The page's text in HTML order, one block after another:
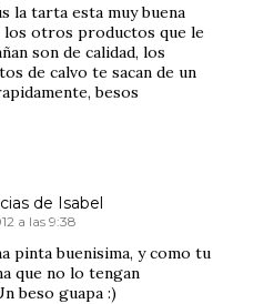
la tarta esta muy buena
los otros productos que le
son de calidad, los
de calvo te sacan de un
besos
de Isabel
a las 9:38
pinta buenisima, y como tu
que no lo tengan
beso guapa :)